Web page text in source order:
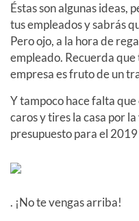
Éstas son algunas ideas,
tus empleados y sabrás
Pero ojo, a la hora de
empleado. Recuerda
empresa es fruto de un
Y tampoco hace falta
caros y tires la casa por
presupuesto para el 2019
. ¡No te vengas arriba!